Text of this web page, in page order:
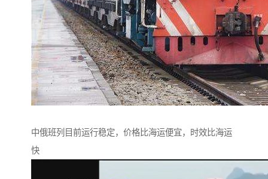
中俄班列目前运行稳定，价格比海运便宜，时效比海运
快